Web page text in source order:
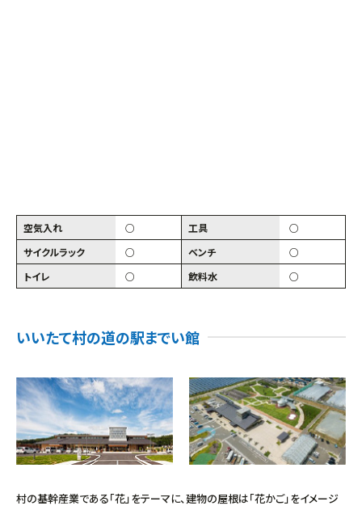
空気入れ ○ 工具
○
サイクルラック
○ ベンチ
○
トイレ
○ 飲料水 ○
いいたて村の道の駅までい館
村の基幹産業である「花」をテーマに、建物の屋根は「花かご」をイメージ